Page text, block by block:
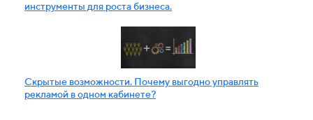
инструменты для роста бизнеса.
Скрытые возможности. Почему выгодно управлять
рекламой в одном кабинете?